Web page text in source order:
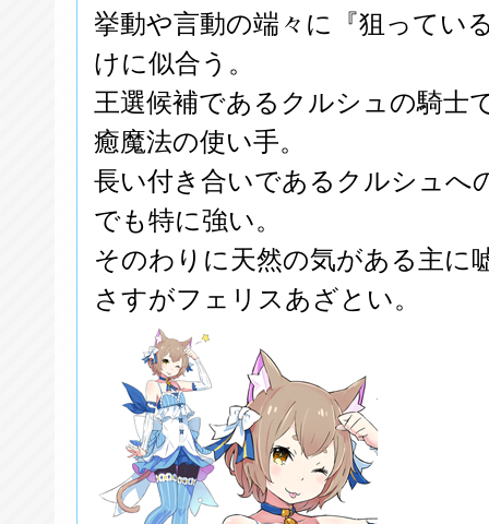
挙動や言動の端々に『狙ってい
けに似合う。
王選候補であるクルシュの騎士
癒魔法の使い手。
長い付き合いであるクルシュへ
でも特に強い。
そのわりに天然の気がある主に
さすがフェリスあざとい。